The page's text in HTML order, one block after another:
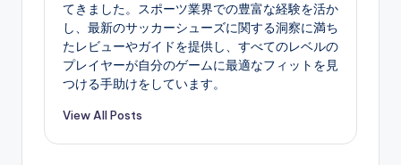
てきました。スポーツ業界での豊富な経験を活か
し、最新のサッカーシューズに関する洞察に満ち
たレビューやガイドを提供し、すべてのレベルの
プレイヤーが自分のゲームに最適なフィットを見
つける手助けをしています。
View All Posts